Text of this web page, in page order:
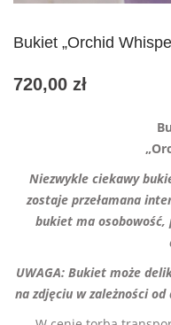
Bukiet „Orchid
720,00 zł
Niezwykle ciekawy
zostaje przełamana
bukiet ma osobowość,
UWAGA: Bukiet może
na zdjęciu w zależności